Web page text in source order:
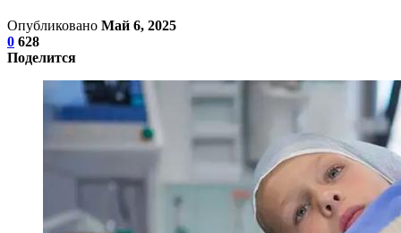
Опубликовано Май 6, 2025
0 628
Поделится